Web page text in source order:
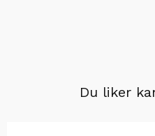
Du liker